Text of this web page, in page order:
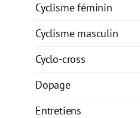
Cyclisme féminin
Cyclisme masculin
Cyclo-cross
Dopage
Entretiens